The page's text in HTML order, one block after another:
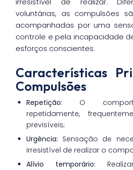
voluntárias, as compulsões
acompanhadas por uma
controle e pela incapacidade
esforços conscientes.
Características
Compulsões
Repetição: O
repetidamente,
previsíveis;
Urgência: Sensação de
irresistível de realizar o
Alívio temporário: